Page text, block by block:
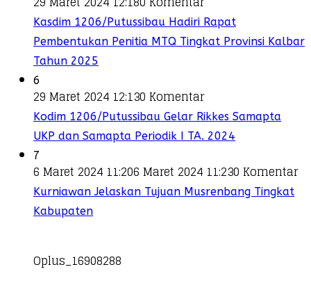
Kasdim 1206/Putussibau Hadiri Rapat
Pembentukan Penitia MTQ Tingkat Provinsi Kalbar
Tahun 2025
6
29 Maret 2024 12:130 Komentar
Kodim 1206/Putussibau Gelar Rikkes Samapta
UKP dan Samapta Periodik I TA. 2024
7
6 Maret 2024 11:206 Maret 2024 11:230 Komentar
Kurniawan Jelaskan Tujuan Musrenbang Tingkat
Kabupaten
Oplus_16908288